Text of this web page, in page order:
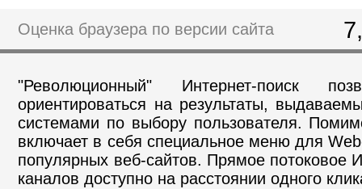
Оценка браузера по версии сайта
"Революционный" Интернет-поиск
ориентироваться на результаты,
системами по выбору пользователя.
включает в себя специальное меню для
популярных веб-сайтов. Прямое потоковое
каналов доступно на расстоянии одного